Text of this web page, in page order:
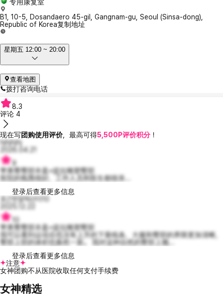
专用康复室
B1, 10-5, Dosandaero 45-gil, Gangnam-gu, Seoul (Sinsa-dong),
Republic of Korea复制地址
星期五 12:00 ~ 20:00
查看地图
拨打咨询电话
8.3
评论 4
现在写团购使用评价 ，最高可得5,500P评价积分 ！
hjhjhjhj
2026.04.21
9
苹果臀臀部丰盈+提拉雕塑臀部
医院的氛围很好，工作人员和医生都很亲...
登录后查看更多信息
포근한알렉산더10
苹果臀臀部丰盈+提拉雕塑臀部
我可以看到运动后也没有上升的下垂线条，大腿和臀部的界限更加清晰，
臀部上部的体积也焕然一新。 我对这种自然的臀部上翘...
登录后查看更多信息
注意
女神团购不从医院收取任何支付手续费
女神精选